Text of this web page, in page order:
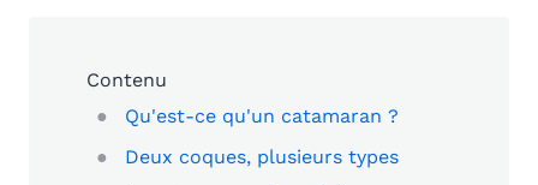
Contenu
Qu'est-ce qu'un catamaran ?
Deux coques, plusieurs types